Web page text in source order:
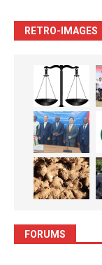
RETRO-IMAGES
FORUMS